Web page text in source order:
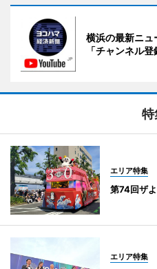
横浜の最新ニュ
「チャンネル
特
エリア特集
第74回ザ
エリア特集